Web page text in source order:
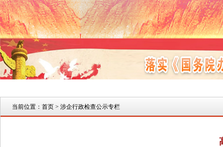
当前位置： 首页 > 涉企行政检查公示专栏